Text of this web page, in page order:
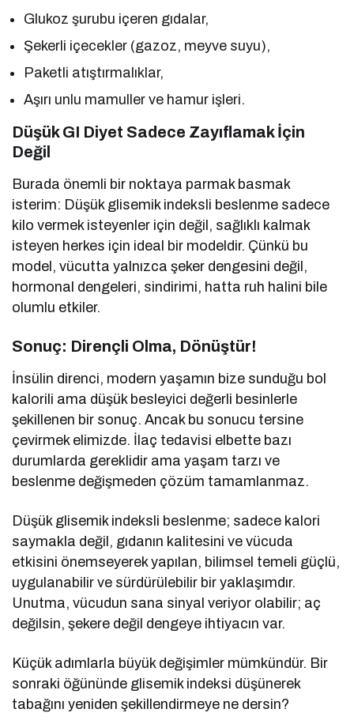
Glukoz şurubu içeren gıdalar,
Şekerli içecekler (gazoz, meyve suyu),
Paketli atıştırmalıklar,
Aşırı unlu mamuller ve hamur işleri.
Düşük GI Diyet Sadece Zayıflamak İçin
Değil
Burada önemli bir noktaya parmak basmak
isterim: Düşük glisemik indeksli beslenme sadece
kilo vermek isteyenler için değil, sağlıklı kalmak
isteyen herkes için ideal bir modeldir. Çünkü bu
model, vücutta yalnızca şeker dengesini değil,
hormonal dengeleri, sindirimi, hatta ruh halini bile
olumlu etkiler.
Sonuç: Dirençli Olma, Dönüştür!
İnsülin direnci, modern yaşamın bize sunduğu bol
kalorili ama düşük besleyici değerli besinlerle
şekillenen bir sonuç. Ancak bu sonucu tersine
çevirmek elimizde. İlaç tedavisi elbette bazı
durumlarda gereklidir ama yaşam tarzı ve
beslenme değişmeden çözüm tamamlanmaz.
Düşük glisemik indeksli beslenme; sadece kalori
saymakla değil, gıdanın kalitesini ve vücuda
etkisini önemseyerek yapılan, bilimsel temeli güçlü,
uygulanabilir ve sürdürülebilir bir yaklaşımdır.
Unutma, vücudun sana sinyal veriyor olabilir; aç
değilsin, şekere değil dengeye ihtiyacın var.
Küçük adımlarla büyük değişimler mümkündür. Bir
sonraki öğününde glisemik indeksi düşünerek
tabağını yeniden şekillendirmeye ne dersin?